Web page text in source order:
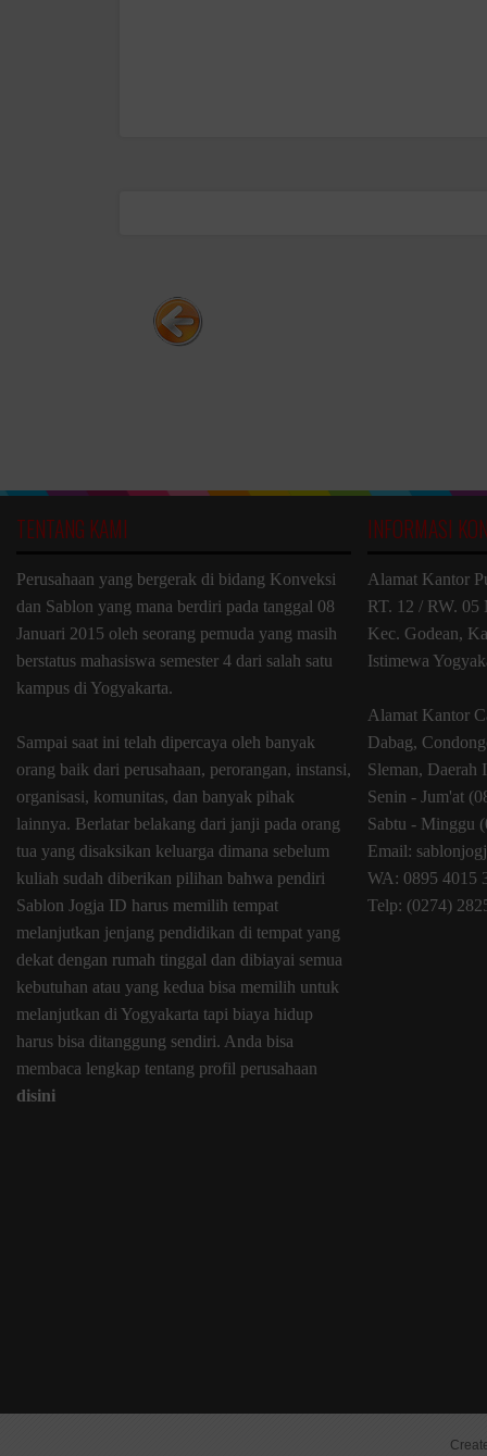
TENTANG KAMI
Perusahaan yang bergerak di bidang Konveksi
dan Sablon yang mana berdiri pada tanggal 08
Januari 2015 oleh seorang pemuda yang masih
berstatus mahasiswa semester 4 dari salah satu
kampus di Yogyakarta.
Sampai saat ini telah dipercaya oleh banyak
orang baik dari perusahaan, perorangan, instansi,
organisasi, komunitas, dan banyak pihak
lainnya. Berlatar belakang dari janji pada orang
tua yang disaksikan keluarga dimana sebelum
kuliah sudah diberikan pilihan bahwa pendiri
Sablon Jogja ID harus memilih tempat
melanjutkan jenjang pendidikan di tempat yang
dekat dengan rumah tinggal dan dibiayai semua
kebutuhan atau yang kedua bisa memilih untuk
melanjutkan di Yogyakarta tapi biaya hidup
harus bisa ditanggung sendiri. Anda bisa
membaca lengkap tentang profil perusahaan
disini
INFORMASI
Alamat Kantor
RT. 12 / RW. 05
Kec. Godean,
Istimewa
Alamat Kantor
Dabag,
Sleman, Daerah
Senin - Jum'at
Sabtu - Minggu
Email:
WA: 0895 4015
Telp: (0274)